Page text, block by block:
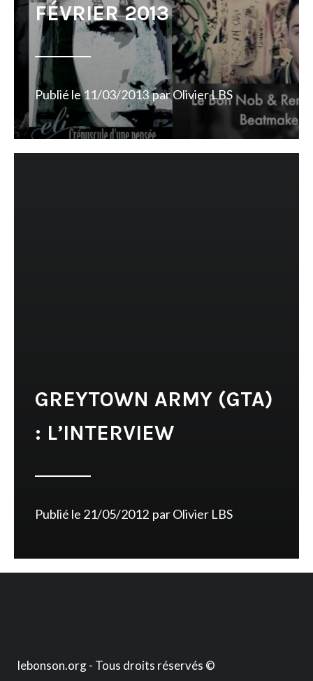
FÉVRIER 2013
Publié le11/03/2013 parOlivier LBS
GREYTOWN ARMY (GTA)
: L’INTERVIEW
Publié le 21/05/2012 parOlivier LBS
lebonson.org - Tous droits réservés ©